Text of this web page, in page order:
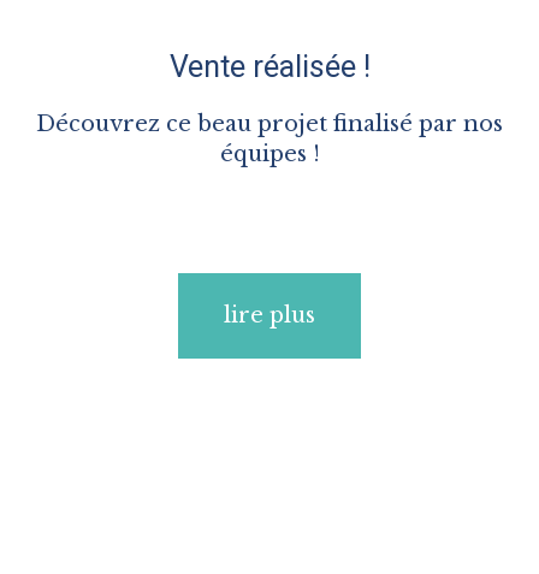
Vente réalisée !
Découvrez ce beau projet finalisé par nos
équipes !
lire plus